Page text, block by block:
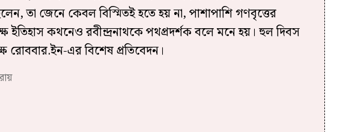
তা জেনে কেবল বিস্মিতই হতে হয় না, পাশাপাশি গণবৃত্তের
ইতিহাস কথনেও রবীন্দ্রনাথকে পথপ্রদর্শক বলে মনে হয়। হুল দিবস
রোববার.ইন-এর বিশেষ প্রতিবেদন।